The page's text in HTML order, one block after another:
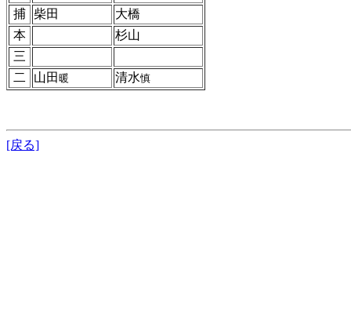
捕 柴田
大橋
本
杉山
三
二
山田 暖 清水慎
[戻る]